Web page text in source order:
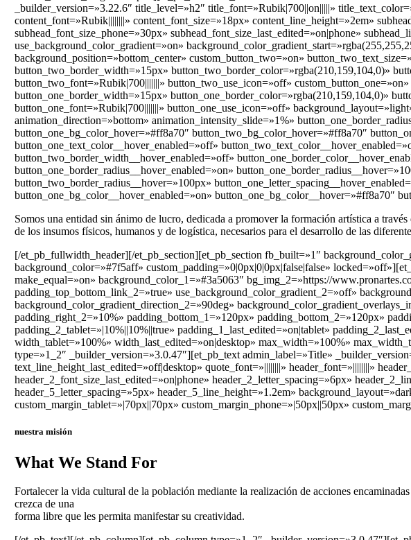
_builder_version=»3.22.6″ title_level=»h2″ title_font=»Rubik|700||on|||||»
content_font=»Rubik||||||||» content_font_size=»18px» content_line_height=»2em»
subhead_font_size_phone=»30px» subhead_font_size_last_edited=»on|phone»
use_background_color_gradient=»on»
background_position=»bottom_center» custom_button_two=»on»
button_two_border_width=»15px» button_two_border_color=»rgba(210,159,104,0)»
button_two_font=»Rubik|700|||||||» button_two_use_icon=»off»
button_one_border_width=»15px» button_one_border_color=»rgba(210,159,104,0)»
button_one_font=»Rubik|700|||||||» button_one_use_icon=»off»
animation_direction=»bottom» animation_intensity_slide=»1%»
button_one_bg_color_hover=»#ff8a70″ button_two_bg_color_hover=»#ff8a70″
button_one_text_color__hover_enabled=»off»
button_two_border_width__hover_enabled=»off»
button_one_border_radius__hover_enabled=»on»
button_two_border_radius__hover=»100px»
button_one_bg_color__hover_enabled=»on» button_one_bg_color__hover=»#ff8a70″
Somos una entidad sin ánimo de lucro, dedicada a promover la formación artística a
de los insumos físicos, humanos y de logística, necesarios para el desarrollo de las
[/et_pb_fullwidth_header][/et_pb_section][et_pb_section fb_built=»1″
background_color=»#7f5aff» custom_padding=»0|0px|0|0px|false|false»
make_equal=»on» background_color_1=»#3a5063″ bg_img_2=»https://
padding_top_bottom_link_2=»true» use_background_color_gradient_2=»off»
background_color_gradient_direction_2=»90deg»
padding_right_2=»10%» padding_bottom_1=»120px» padding_bottom_2=»120px»
padding_2_tablet=»|10%||10%||true» padding_1_last_edited=»on|tablet»
width_tablet=»100%» width_last_edited=»on|desktop» max_width=»100%»
type=»1_2″ _builder_version=»3.0.47″][et_pb_text admin_label=»Title»
text_line_height_last_edited=»off|desktop» quote_font=»||||||||» header_font=»||||||||»
header_2_font_size_last_edited=»on|phone» header_2_letter_spacing=»6px»
header_5_letter_spacing=»5px» header_5_line_height=»1.2em»
custom_margin_tablet=»|70px||70px» custom_margin_phone=»|50px||50px»
nuestra misión
What We Stand For
Fortalecer la vida cultural de la población mediante la realización de acciones
crezca de una
forma libre que les permita manifestar su creatividad.